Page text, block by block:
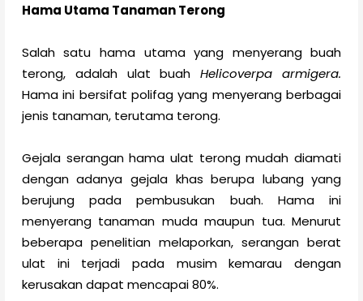
Hama Utama Tanaman Terong
Salah satu hama utama yang menyerang buah
terong, adalah ulat buahHelicoverpa armigera.
Hama ini bersifat polifag yang menyerang berbagai
jenis tanaman, terutama terong.
Gejala serangan hama ulat terong mudah diamati
dengan adanya gejala khas berupa lubang yang
berujung pada pembusukan buah. Hama ini
menyerang tanaman muda maupun tua. Menurut
beberapa penelitian melaporkan, serangan berat
ulat ini terjadi pada musim kemarau dengan
kerusakan dapat mencapai 80%.